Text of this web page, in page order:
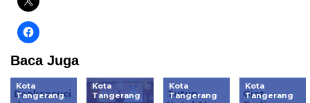
Baca Juga
Kota
Tangerang
Banksasuci
Kota
Tangerang
Kota
Tangerang
Tutup
Kota
Tangerang
Giat